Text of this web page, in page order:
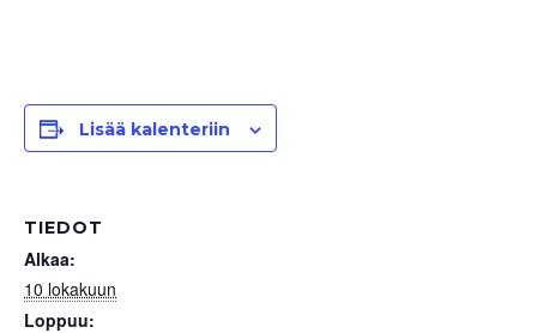
Lisää kalenteriin
TIEDOT
Alkaa:
10 lokakuun
Loppuu: